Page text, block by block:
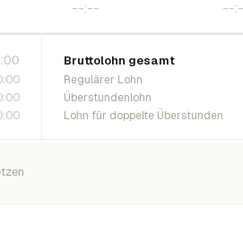
Bruttolohn gesamt
Regulärer Lohn
Überstundenlohn
Lohn für doppelte Überstunden